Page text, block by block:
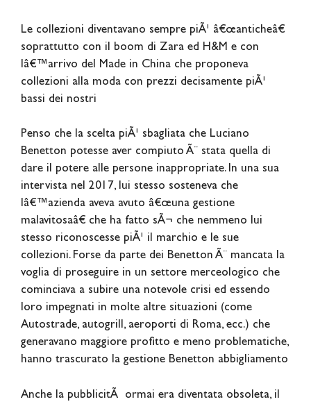
Le collezioni diventavano sempre piÃ¹ â€œanticheâ€
soprattutto con il boom di Zara ed H&M e con
lâ€™arrivo del Made in China che proponeva
collezioni alla moda con prezzi decisamente piÃ¹
bassi dei nostri
Penso che la scelta piÃ¹ sbagliata che Luciano
Benetton potesse aver compiuto Ã¨ stata quella di
dare il potere alle persone inappropriate. In una sua
intervista nel 2017, lui stesso sosteneva che
lâ€™azienda aveva avuto â€œuna gestione
malavitosaâ€ che ha fatto sÃ¬ che nemmeno lui
stesso riconoscesse piÃ¹ il marchio e le sue
collezioni. Forse da parte dei Benetton Ã¨ mancata la
voglia di proseguire in un settore merceologico che
cominciava a subire una notevole crisi ed essendo
loro impegnati in molte altre situazioni (come
Autostrade, autogrill, aeroporti di Roma, ecc.) che
generavano maggiore profitto e meno problematiche,
hanno trascurato la gestione Benetton abbigliamento
Anche la pubblicitÃ ormai era diventata obsoleta, il